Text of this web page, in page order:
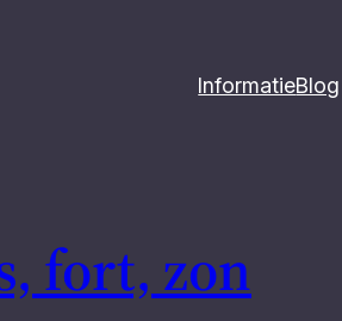
InformatieBlog
fort, zon